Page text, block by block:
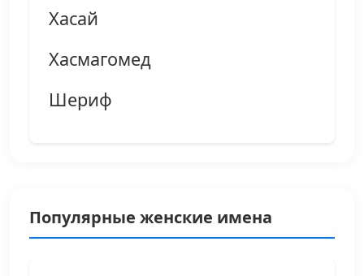
Хасай
Хасмагомед
Шериф
Популярные женские имена